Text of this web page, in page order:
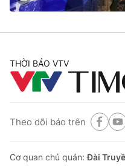
cấp ngày 29/12/2023
Tổng đài VTV:024.38 355
Ðiện thoại Thời báo VTV:
Liên hệ quảng cáo: 024-
THỜI BÁO VTV
Theo dõi báo trên
Cơ quan chủ quản:Đài